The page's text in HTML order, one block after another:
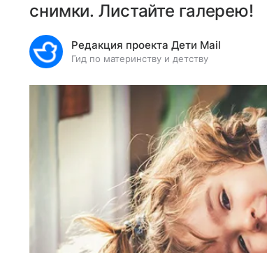
снимки. Листайте галерею!
Редакция проекта Дети Mail
Гид по материнству и детству